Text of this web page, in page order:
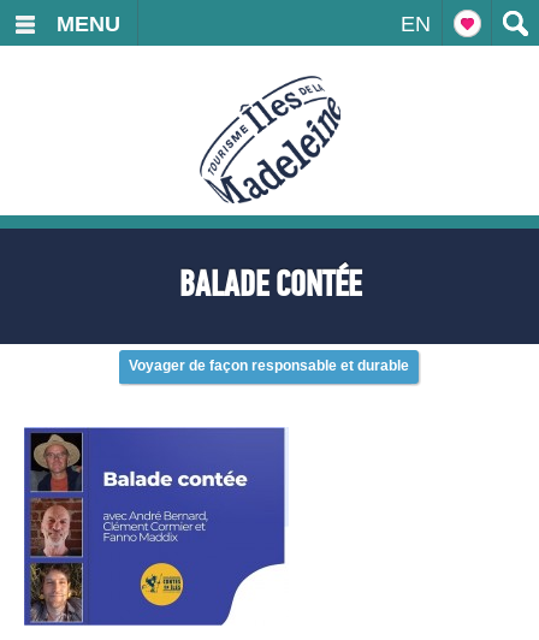
EN
MENU
BALADE CONTÉE
Voyager de façon responsable et durable